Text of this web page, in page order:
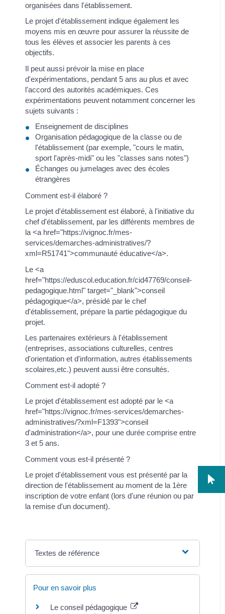
organisées dans l'établissement.
Le projet d'établissement indique également les
moyens mis en œuvre pour assurer la réussite de
tous les élèves et associer les parents à ces
objectifs.
Il peut aussi prévoir la mise en place
d'expérimentations, pendant 5 ans au plus et avec
l'accord des autorités académiques. Ces
expérimentations peuvent notamment concerner les
sujets suivants :
Enseignement de disciplines
Organisation pédagogique de la classe ou de
l'établissement (par exemple, "cours le matin,
sport l'après-midi" ou les "classes sans notes")
Échanges ou jumelages avec des écoles
étrangères
Comment est-il élaboré ?
Le projet d'établissement est élaboré, à l'initiative du
chef d'établissement, par les différents membres de
la <a href="https://vignoc.fr/mes-
services/demarches-administratives/?
xml=R51741">communauté éducative</a>.
Le <a
href="https://eduscol.education.fr/cid47769/conseil-
pedagogique.html" target="_blank">conseil
pédagogique</a>, présidé par le chef
d'établissement, prépare la partie pédagogique du
projet.
Les partenaires extérieurs à l'établissement
(entreprises, associations culturelles, centres
d'orientation et d'information, autres établissements
scolaires,etc.) peuvent aussi être consultés.
Comment est-il adopté ?
Le projet d'établissement est adopté par le <a
href="https://vignoc.fr/mes-services/demarches-
administratives/?xml=F1393">conseil
d'administration</a>, pour une durée comprise entre
3 et 5 ans.
Comment vous est-il présenté ?
Le projet d'établissement vous est présenté par la
direction de l'établissement au moment de la 1ère
inscription de votre enfant (lors d'une réunion ou par
la remise d'un document).
Textes de référence
Pour en savoir plus
Le conseil pédagogique